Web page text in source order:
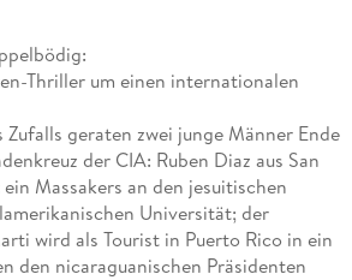
Thriller um einen internationalen
geraten zwei junge Männer Ende
der CIA: Ruben Diaz aus San
Massakers an den jesuitischen
Universität; der
wird als Tourist in Puerto Rico in ein
den nicaraguanischen Präsidenten